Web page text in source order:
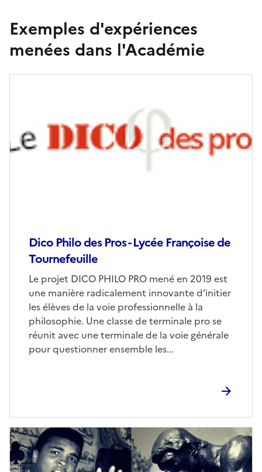
Exemples d'expériences
menées dans l'Académie
Dico Philo des Pros - Lycée Françoise de
Tournefeuille
Corps
Le projet DICO PHILO PRO mené en 2019 est
une manière radicalement innovante d’initier
les élèves de la voie professionnelle à la
philosophie. Une classe de terminale pro se
réunit avec une terminale de la voie générale
pour questionner ensemble les...
(conseillée)